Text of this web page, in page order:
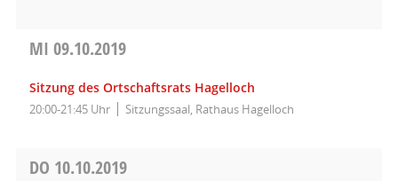
MI 09.10.2019
Sitzung des Ortschaftsrats Hagelloch
20:00-21:45 Uhr Sitzungssaal, Rathaus Hagelloch
DO 10.10.2019